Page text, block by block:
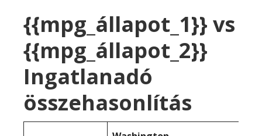
{{mpg_állapot_1}} vs
{{mpg_állapot_2}}
Ingatlanadó
összehasonlítás